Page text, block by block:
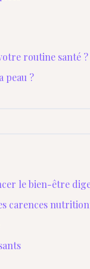
routine santé ?
peau ?
le bien-être
carences